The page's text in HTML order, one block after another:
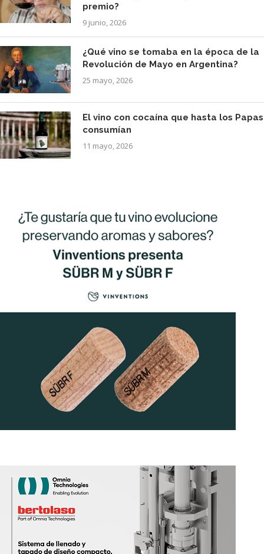
premio?
9 junio, 2026
¿Qué vino se tomaba en la época de la
Revolución de Mayo en Argentina?
25 mayo, 2026
El vino con cocaína que hasta los Papas
consumían
11 mayo, 2026